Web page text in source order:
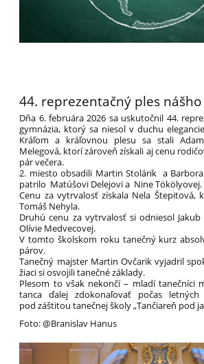
44. reprezentačný ples
Dňa 6. februára 2026 sa uskutočnil 44.
gymnázia, ktorý sa niesol v duchu
Kráľom a kráľovnou plesu sa stali
Melegová, ktorí zároveň získali aj cenu
pár večera.
2. miesto obsadili Martin Stolárik a
patrilo Matúšovi Delejovi a Nine Tökölyovej.
Cenu za vytrvalosť získala Nela Štepitová,
Tomáš Nehyla.
Druhú cenu za vytrvalosť si odniesol
Olívie Medvecovej.
V tomto školskom roku tanečný kurz
párov.
Tanečný majster Martin Ovčarik vyjadril
žiaci si osvojili tanečné základy.
Plesom to však nekončí – mladí tanečníci
tanca ďalej zdokonaľovať počas
pod záštitou tanečnej školy „Tančiareň pod
Foto: @Branislav Hanus